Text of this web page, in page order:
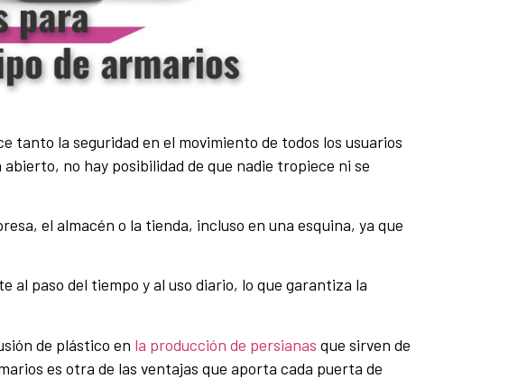
la seguridad en el movimiento de todos los usuarios
no hay posibilidad de que nadie tropiece ni se
el almacén o la tienda, incluso en una esquina, ya que
paso del tiempo y al uso diario, lo que garantiza la
de plástico en la producción de persianas que sirven de
es otra de las ventajas que aporta cada puerta de